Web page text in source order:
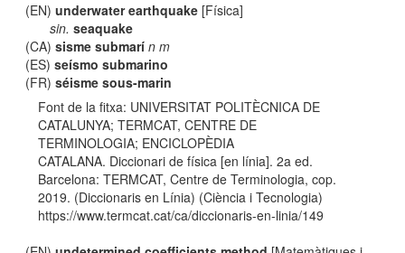
(EN)underwater earthquake [Física]
sin. seaquake
(CA)sisme submarí n m
(ES)seísmo submarino
(FR)séisme sous-marin
Font de la fitxa: UNIVERSITAT POLITÈCNICA DE
CATALUNYA; TERMCAT, CENTRE DE
TERMINOLOGIA; ENCICLOPÈDIA
CATALANA. Diccionari de física [en línia]. 2a ed.
Barcelona: TERMCAT, Centre de Terminologia, cop.
2019. (Diccionaris en Línia) (Ciència i Tecnologia)
https://www.termcat.cat/ca/diccionaris-en-linia/149